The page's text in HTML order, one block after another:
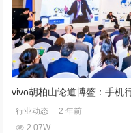
行业动态
2 年前
2.07W